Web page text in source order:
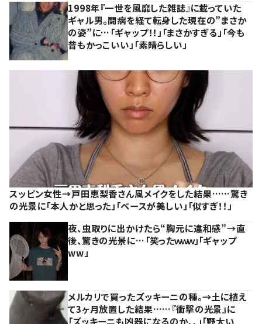
1998年『一世を風靡した雑誌』に載っていた
ギャル男。闘病を経て転身した現在の”まさか
の姿”に…「ギャップ！！」「まさかすぎる」「今も
昔もかっこいい」「素晴らしい」
スッピン女性→戸田恵梨香さん風メイクをした結果……驚き
の光景に「本人かと思った」「ベースが美しい」「似すぎ！！」
夜、虫取りに出かけたら“胸元に違和感”→直
後、驚きの光景に…「笑ったｗｗｗ」「ギャップ
ww」
メルカリで買ったズッキーニの種。→土に植え
て3ヶ月放置した結果……『衝撃の光景』に
「ズッキーニも凶器になるのか、、」「野太い